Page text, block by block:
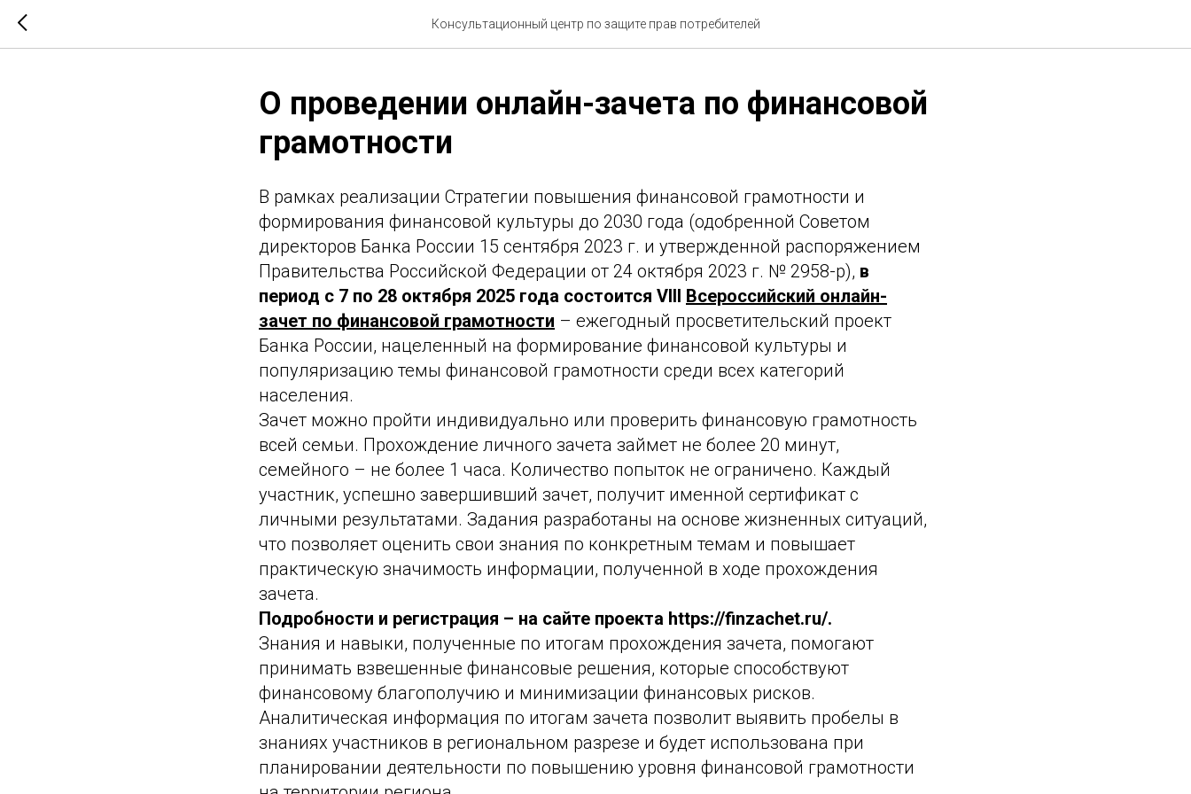
Консультационный центр по защите прав потребителей
О проведении онлайн-зачета по финансовой
грамотности
В рамках реализации Стратегии повышения финансовой грамотности и
формирования финансовой культуры до 2030 года (одобренной Советом
директоров Банка России 15 сентября 2023 г. и утвержденной распоряжением
Правительства Российской Федерации от 24 октября 2023 г. № 2958-р), в
период с 7 по 28 октября 2025 года состоится VIII Всероссийский онлайн-
зачет по финансовой грамотности – ежегодный просветительский проект
Банка России, нацеленный на формирование финансовой культуры и
популяризацию темы финансовой грамотности среди всех категорий
населения.
Зачет можно пройти индивидуально или проверить финансовую грамотность
всей семьи. Прохождение личного зачета займет не более 20 минут,
семейного – не более 1 часа. Количество попыток не ограничено. Каждый
участник, успешно завершивший зачет, получит именной сертификат с
личными результатами. Задания разработаны на основе жизненных ситуаций,
что позволяет оценить свои знания по конкретным темам и повышает
практическую значимость информации, полученной в ходе прохождения
зачета.
Подробности и регистрация – на сайте проекта https://finzachet.ru/.
Знания и навыки, полученные по итогам прохождения зачета, помогают
принимать взвешенные финансовые решения, которые способствуют
финансовому благополучию и минимизации финансовых рисков.
Аналитическая информация по итогам зачета позволит выявить пробелы в
знаниях участников в региональном разрезе и будет использована при
планировании деятельности по повышению уровня финансовой грамотности